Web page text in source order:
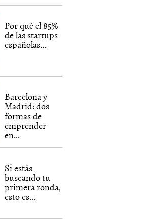
Por qué el 85%
de las startups
españolas...
Barcelona y
Madrid: dos
formas de
emprender
en...
Si estás
buscando tu
primera ronda,
esto es...